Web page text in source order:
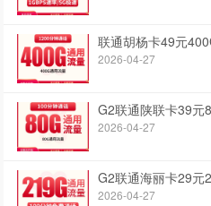
联通胡杨卡49元
2026-04-27
G2联通陕联卡39元
2026-04-27
G2联通海丽卡29元
2026-04-27